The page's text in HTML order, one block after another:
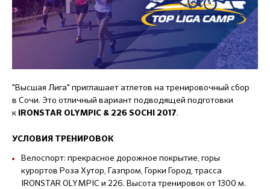
"Высшая Лига" приглашает атлетов на тренировочный сбор
в Сочи. Это отличный вариант подводящей подготовки
к
IRONSTAR OLYMPIC & 226 SOCHI 2017.
УСЛОВИЯ ТРЕНИРОВОК
Велоспорт: прекрасное дорожное покрытие, горы
курортов Роза Хутор, Газпром, Горки Город, трасса
IRONSTAR OLYMPIC и 226. Высота тренировок от 1300 м.